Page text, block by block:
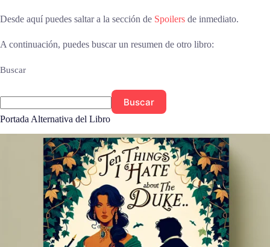
Desde aquí puedes saltar a la sección de Spoilers de inmediato.
A continuación, puedes buscar un resumen de otro libro:
Buscar
Buscar
Portada Alternativa del Libro